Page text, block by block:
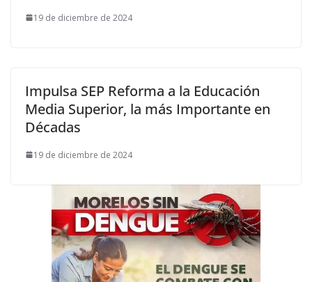
19 de diciembre de 2024
Impulsa SEP Reforma a la Educación
Media Superior, la más Importante en
Décadas
19 de diciembre de 2024